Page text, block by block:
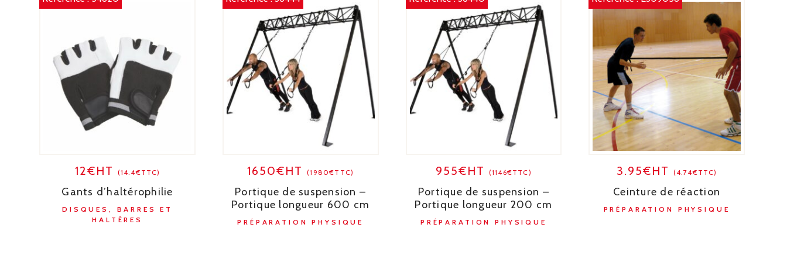
12€HT (14.4€TTC)
Gants d’haltérophilie
DISQUES, BARRES ET
HALTÈRES
1650€HT(1980€TTC)
Portique de suspension –
Portique longueur 600 cm
PRÉPARATION PHYSIQUE
955€HT (1146€TTC)
Portique de suspension –
Portique longueur 200 cm
PRÉPARATION PHYSIQUE
3.95€HT (4.74€TTC)
Ceinture de réaction
PRÉPARATION PHYSIQUE